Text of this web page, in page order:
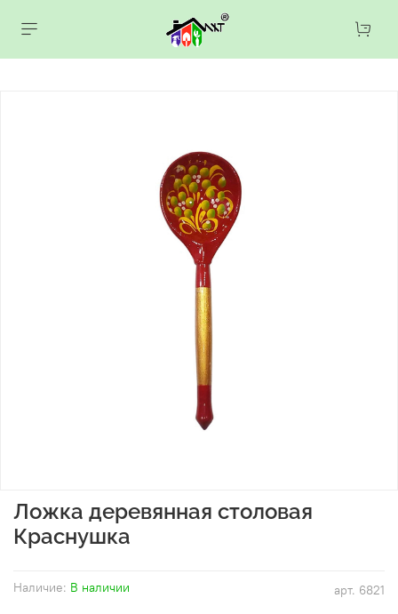
арт. 6821
Наличие: В наличии
Ложка деревянная столовая
Краснушка